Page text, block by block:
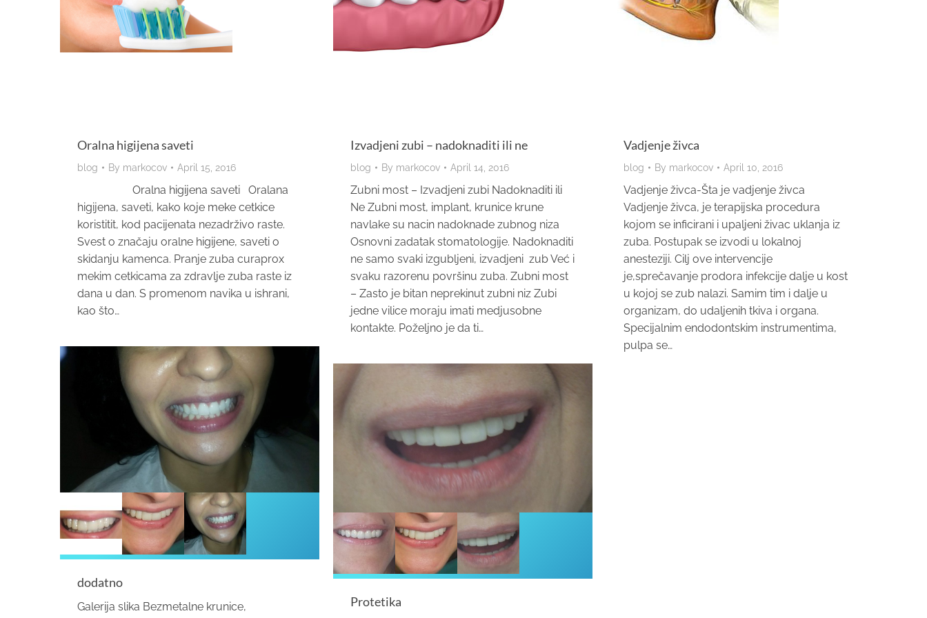
Oralna higijena saveti
blog By markocov April 15, 2016
Oralna higijena saveti Oralana
higijena, saveti, kako koje meke cetkice
koristitit, kod pacijenata nezadrživo raste.
Svest o značaju oralne higijene, saveti o
skidanju kamenca. Pranje zuba curaprox
mekim cetkicama za zdravlje zuba raste iz
dana u dan. S promenom navika u ishrani,
kao što…
Izvadjeni zubi – nadoknaditi ili ne
blog By markocov April 14, 2016
Zubni most – Izvadjeni zubi Nadoknaditi ili
Ne Zubni most, implant, krunice krune
navlake su nacin nadoknade zubnog niza
Osnovni zadatak stomatologije. Nadoknaditi
ne samo svaki izgubljeni, izvadjeni zub Već i
svaku razorenu površinu zuba. Zubni most
– Zasto je bitan neprekinut zubni niz Zubi
jedne vilice moraju imati medjusobne
kontakte. Poželjno je da ti…
Vadjenje živca
blog By markocov April 10, 2016
Vadjenje živca-Šta je vadjenje živca
Vadjenje živca, je terapijska procedura
kojom se inficirani i upaljeni živac uklanja iz
zuba. Postupak se izvodi u lokalnoj
anesteziji. Cilj ove intervencije
je,sprečavanje prodora infekcije dalje u kost
u kojoj se zub nalazi. Samim tim i dalje u
organizam, do udaljenih tkiva i organa.
Specijalnim endodontskim instrumentima,
pulpa se…
dodatno
Galerija slika Bezmetalne krunice,
Protetika